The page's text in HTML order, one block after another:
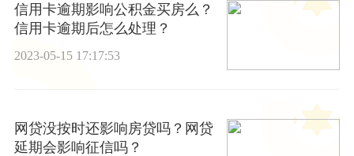
信用卡逾期影响公积金买房么？
信用卡逾期后怎么处理？
2023-05-15 17:17:53
网贷没按时还影响房贷吗？网贷
延期会影响征信吗？